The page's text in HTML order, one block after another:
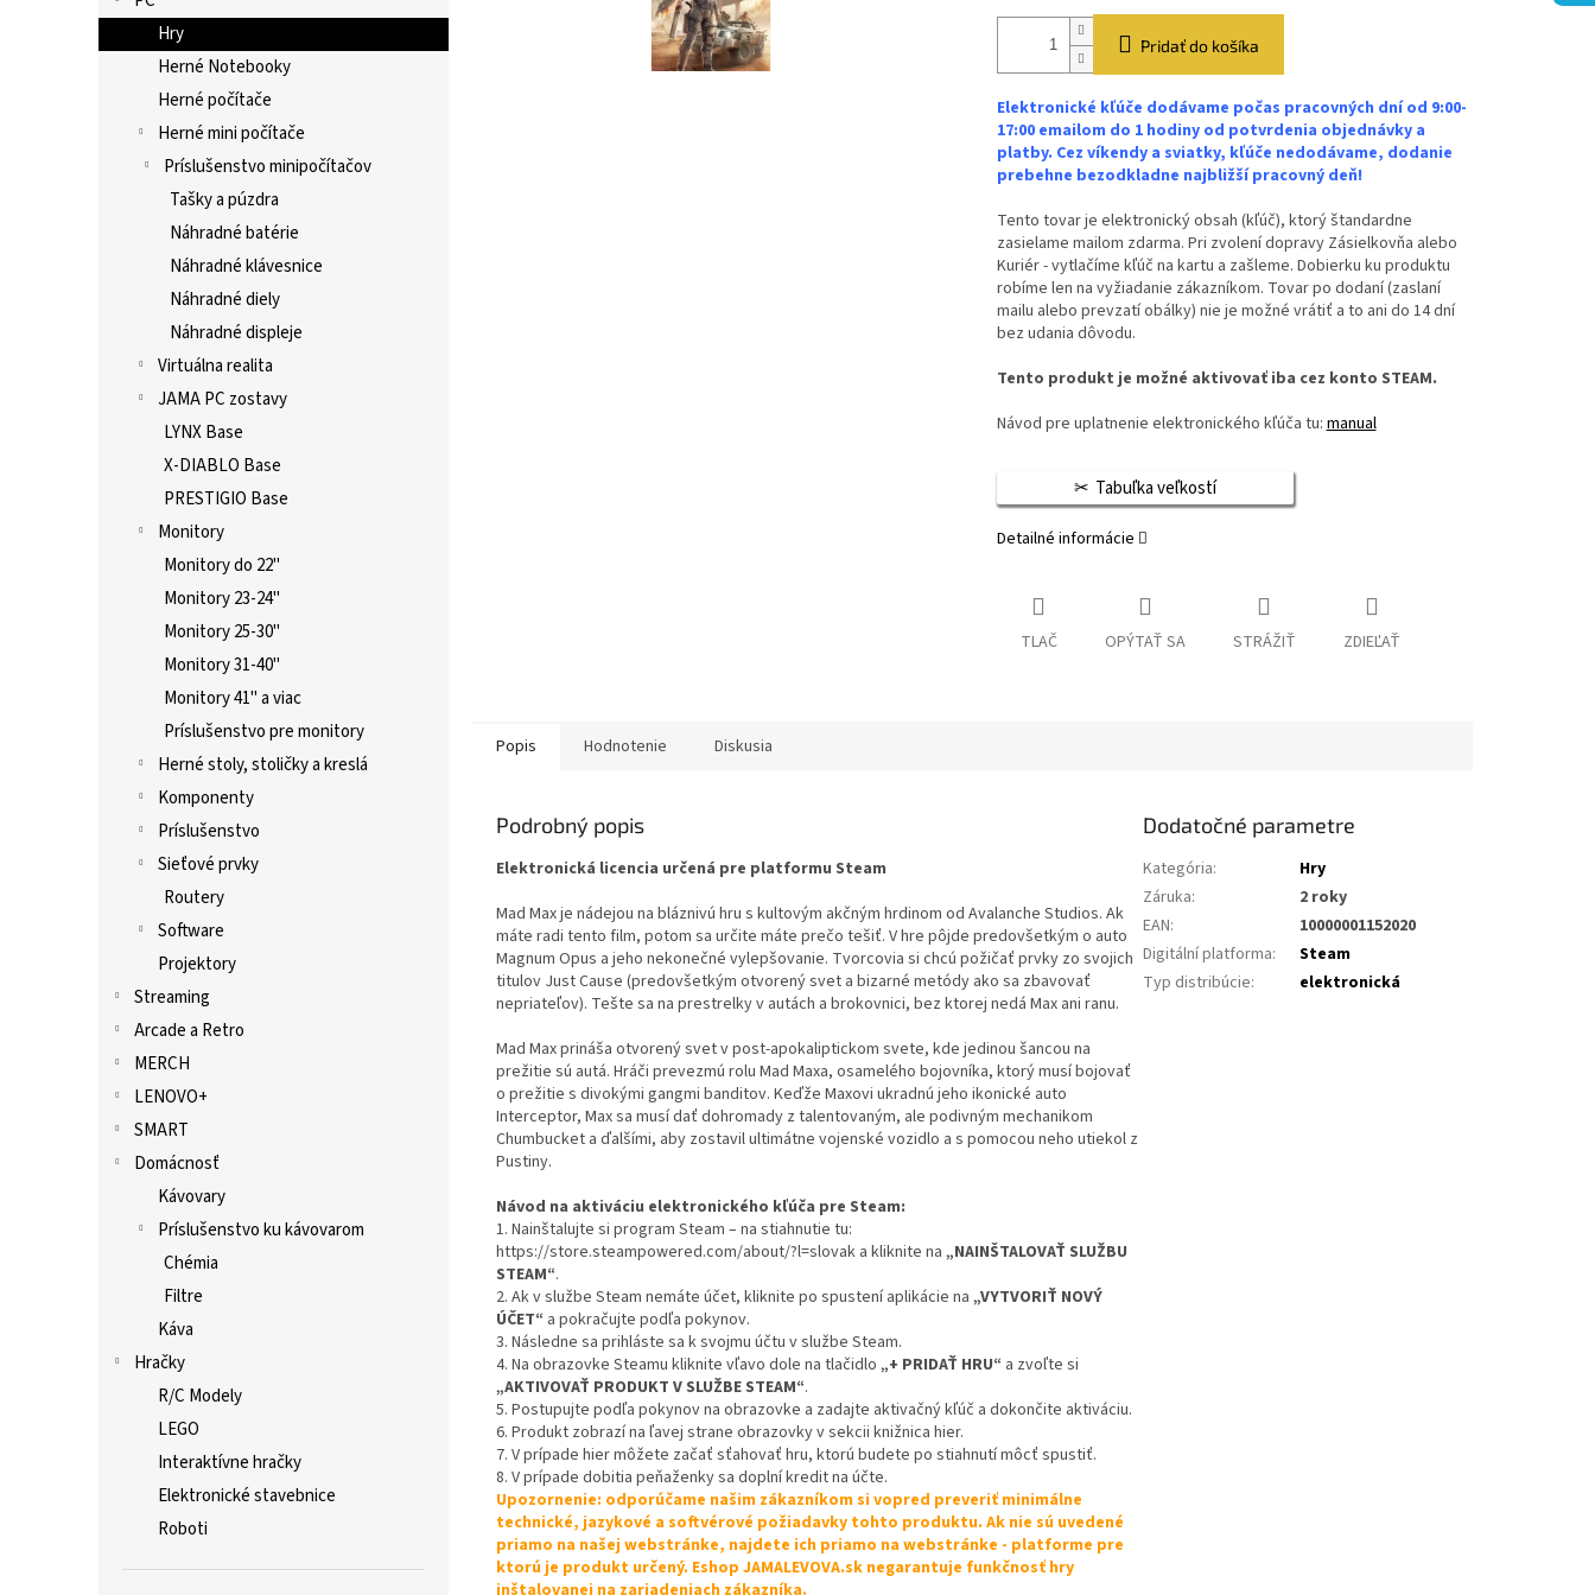
Hry
Herné Notebooky
Herné počítače
Herné mini počítače
Príslušenstvo minipočítačov
Tašky a púzdra
Náhradné batérie
Náhradné klávesnice
Náhradné diely
Náhradné displeje
Virtuálna realita
JAMA PC zostavy
LYNX Base
X-DIABLO Base
PRESTIGIO Base
Monitory
Monitory do 22"
Monitory 23-24"
Monitory 25-30"
Monitory 31-40"
Monitory 41" a viac
Príslušenstvo pre monitory
Herné stoly, stoličky a kreslá
Komponenty
Príslušenstvo
Sieťové prvky
Routery
Software
Projektory
Streaming
Arcade a Retro
MERCH
LENOVO+
SMART
Domácnosť
Kávovary
Príslušenstvo ku kávovarom
Chémia
Filtre
Káva
Hračky
R/C Modely
LEGO
Interaktívne hračky
Elektronické stavebnice
Roboti
Pridať do košíka
Elektronické kľúče dodávame počas pracovných dní od 9:00-
17:00 emailom do 1 hodiny od potvrdenia objednávky a
platby. Cez víkendy a sviatky, kľúče nedodávame, dodanie
prebehne bezodkladne najbližší pracovný deň!
Tento tovar je elektronický obsah (kľúč), ktorý štandardne
zasielame mailom zdarma. Pri zvolení dopravy Zásielkovňa alebo
Kuriér - vytlačíme kľúč na kartu a zašleme. Dobierku ku produktu
robíme len na vyžiadanie zákazníkom. Tovar po dodaní (zaslaní
mailu alebo prevzatí obálky) nie je možné vrátiť a to ani do 14 dní
bez udania dôvodu.
Tento produkt je možné aktivovať iba cez konto STEAM.
Návod pre uplatnenie elektronického kľúča tu:manual
Tabuľka veľkostí
Detailné informácie
TLAČ OPÝTAŤ SA STRÁŽIŤ ZDIEĽAŤ
Popis Hodnotenie Diskusia
Podrobný popis
Elektronická licencia určená pre platformu Steam
Mad Max je nádejou na bláznivú hru s kultovým akčným hrdinom od Avalanche Studios. Ak
máte radi tento film, potom sa určite máte prečo tešiť. V hre pôjde predovšetkým o auto
Magnum Opus a jeho nekonečné vylepšovanie. Tvorcovia si chcú požičať prvky zo svojich
titulov Just Cause (predovšetkým otvorený svet a bizarné metódy ako sa zbavovať
nepriateľov). Tešte sa na prestrelky v autách a brokovnici, bez ktorej nedá Max ani ranu.
Mad Max prináša otvorený svet v post-apokaliptickom svete, kde jedinou šancou na
prežitie sú autá. Hráči prevezmú rolu Mad Maxa, osamelého bojovníka, ktorý musí bojovať
o prežitie s divokými gangmi banditov. Keďže Maxovi ukradnú jeho ikonické auto
Interceptor, Max sa musí dať dohromady z talentovaným, ale podivným mechanikom
Chumbucket a ďalšími, aby zostavil ultimátne vojenské vozidlo a s pomocou neho utiekol z
Pustiny.
Návod na aktiváciu elektronického kľúča pre Steam:
1. Nainštalujte si program Steam – na stiahnutie tu:
https://store.steampowered.com/about/?l=slovak a kliknite na „NAINŠTALOVAŤ SLUŽBU
STEAM“.
2. Ak v službe Steam nemáte účet, kliknite po spustení aplikácie na „VYTVORIŤ NOVÝ
ÚČET“ a pokračujte podľa pokynov.
3. Následne sa prihláste sa k svojmu účtu v službe Steam.
4. Na obrazovke Steamu kliknite vľavo dole na tlačidlo „+ PRIDAŤ HRU“ a zvoľte si
„AKTIVOVAŤ PRODUKT V SLUŽBE STEAM“.
5. Postupujte podľa pokynov na obrazovke a zadajte aktivačný kľúč a dokončite aktiváciu.
6. Produkt zobrazí na ľavej strane obrazovky v sekcii knižnica hier.
7. V prípade hier môžete začať sťahovať hru, ktorú budete po stiahnutí môcť spustiť.
8. V prípade dobitia peňaženky sa doplní kredit na účte.
Upozornenie: odporúčame našim zákazníkom si vopred preveriť minimálne
technické, jazykové a softvérové požiadavky tohto produktu. Ak nie sú uvedené
priamo na našej webstránke, najdete ich priamo na webstránke - platforme pre
ktorú je produkt určený. Eshop JAMALEVOVA.sk negarantuje funkčnosť hry
Dodatočné parametre
Kategória:
Hry
Záruka:
2 roky
EAN:
10000001152020
Digitální platforma:
Steam
Typ distribúcie: elektronická